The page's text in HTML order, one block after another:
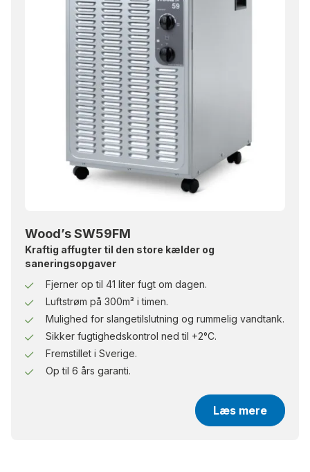
Wood’s SW59FM
Kraftig affugter til den store kælder og
saneringsopgaver
Fjerner op til 41 liter fugt om dagen.
Luftstrøm på 300m³ i timen.
Mulighed for slangetilslutning og rummelig vandtank.
Sikker fugtighedskontrol ned til +2°C.
Fremstillet i Sverige.
Op til 6 års garanti.
Læs mere